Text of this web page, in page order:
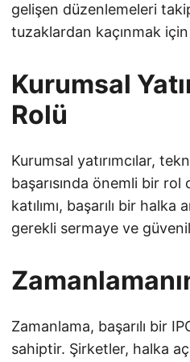
gelişen düzenlemeleri
tuzaklardan kaçınmak için
Kurumsal
Rolü
Kurumsal yatırımcılar,
başarısında önemli bir rol
katılımı, başarılı bir
gerekli sermaye ve
Zamanlama, başarılı bir
sahiptir. Şirketler, halka